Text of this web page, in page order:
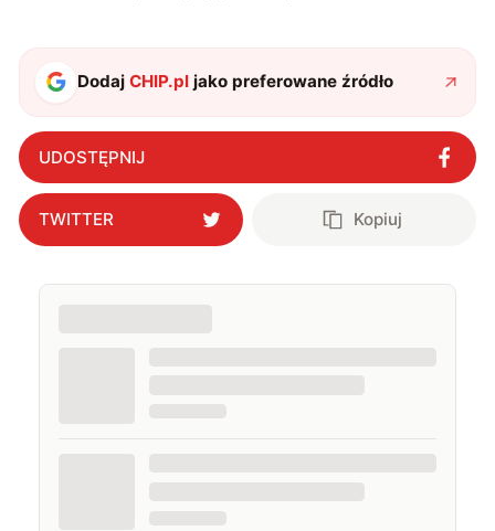
DodajCHIP.pl jako preferowane źródło
UDOSTĘPNIJ
TWITTER Kopiuj